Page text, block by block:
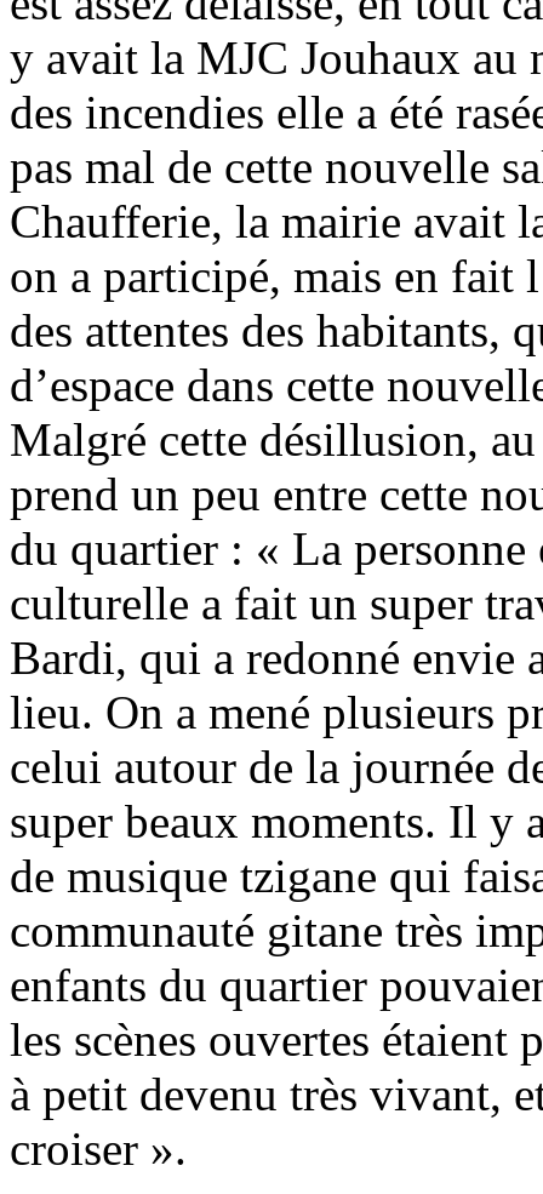
y avait la MJC Jouhaux au
des incendies elle a été
pas mal de cette nouvelle
Chaufferie, la mairie avait
on a participé, mais en fait
des attentes des habitants,
d’espace dans cette
Malgré cette désillusion,
prend un peu entre cette
du quartier : « La
culturelle a fait un super
Bardi, qui a redonné envie
lieu. On a mené plusieurs
celui autour de la journée
super beaux moments. Il y
de musique tzigane qui
communauté gitane très
enfants du quartier
les scènes ouvertes étaient
à petit devenu très vivant,
croiser ».